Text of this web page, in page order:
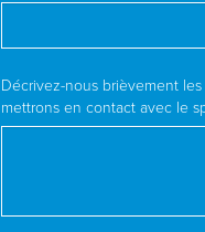
Décrivez-nous brièvement
mettrons en contact avec le